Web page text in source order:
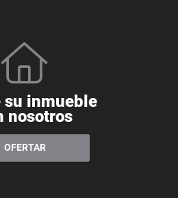
su inmueble
nosotros
OFERTAR